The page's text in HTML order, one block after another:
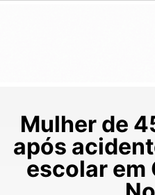
Mulher de
após
escolar em